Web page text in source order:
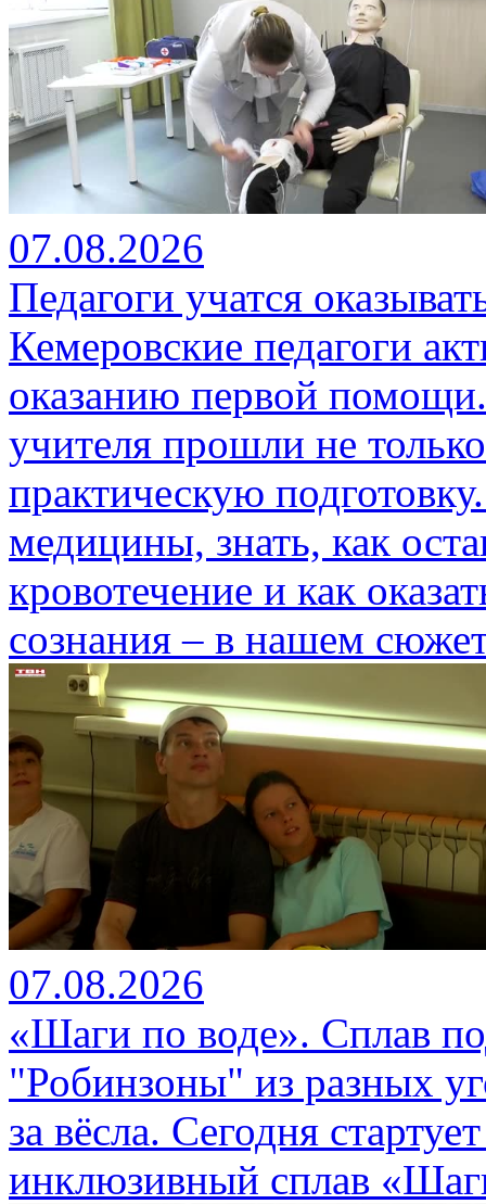
07.08.2026
Педагоги учатся
Кемеровские педагоги
оказанию первой
учителя прошли не
практическую
медицины, знать, как
кровотечение и как
сознания – в нашем
07.08.2026
«Шаги по воде». Сплав
"Робинзоны" из разных
за вёсла. Сегодня
инклюзивный сплав